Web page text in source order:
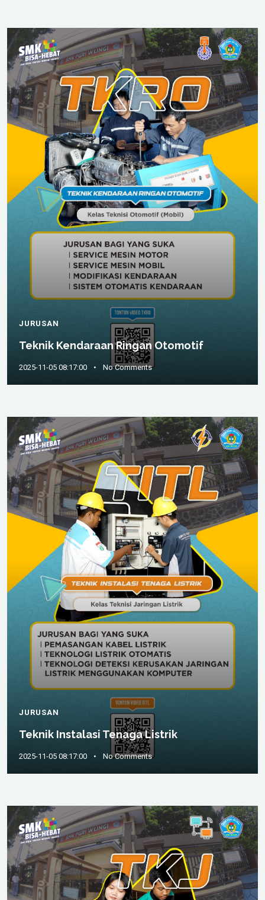
JURUSAN
Teknik Kendaraan Ringan Otomotif
2025-11-05 08:17:00 • No Comments
JURUSAN
Teknik Instalasi Tenaga Listrik
2025-11-05 08:17:00 • No Comments